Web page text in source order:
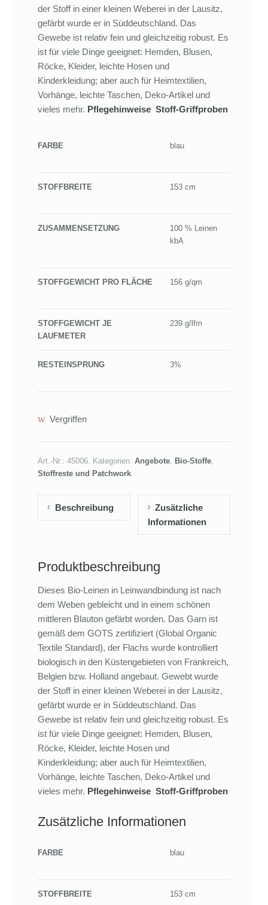
der Stoff in einer kleinen Weberei in der Lausitz,
gefärbt wurde er in Süddeutschland. Das
Gewebe ist relativ fein und gleichzeitig robust. Es
ist für viele Dinge geeignet: Hemden, Blusen,
Röcke, Kleider, leichte Hosen und
Kinderkleidung; aber auch für Heimtextilien,
Vorhänge, leichte Taschen, Deko-Artikel und
vieles mehr. Pflegehinweise Stoff-Griffproben
FARBE blau
STOFFBREITE 153 cm
ZUSAMMENSETZUNG
100 % Leinen
kbA
STOFFGEWICHT PRO FLÄCHE 156 g/qm
STOFFGEWICHT JE
LAUFMETER
239 g/lfm
RESTEINSPRUNG 3%
Vergriffen
Art.-Nr.:45006. Kategorien:Angebote, Bio-Stoffe,
Stoffreste und Patchwork.
Beschreibung
Zusätzliche
Informationen
Produktbeschreibung
Dieses Bio-Leinen in Leinwandbindung ist nach
dem Weben gebleicht und in einem schönen
mittleren Blauton gefärbt worden. Das Garn ist
gemäß dem GOTS zertifiziert (Global Organic
Textile Standard), der Flachs wurde kontrolliert
biologisch in den Küstengebieten von Frankreich,
Belgien bzw. Holland angebaut. Gewebt wurde
der Stoff in einer kleinen Weberei in der Lausitz,
gefärbt wurde er in Süddeutschland. Das
Gewebe ist relativ fein und gleichzeitig robust. Es
ist für viele Dinge geeignet: Hemden, Blusen,
Röcke, Kleider, leichte Hosen und
Kinderkleidung; aber auch für Heimtextilien,
Vorhänge, leichte Taschen, Deko-Artikel und
vieles mehr. Pflegehinweise Stoff-Griffproben
Zusätzliche Informationen
FARBE blau
STOFFBREITE 153 cm